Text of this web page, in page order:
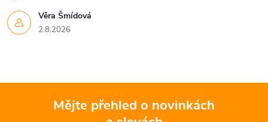
Věra Šmídová
2.8.2026
Mějte přehled o novinkách